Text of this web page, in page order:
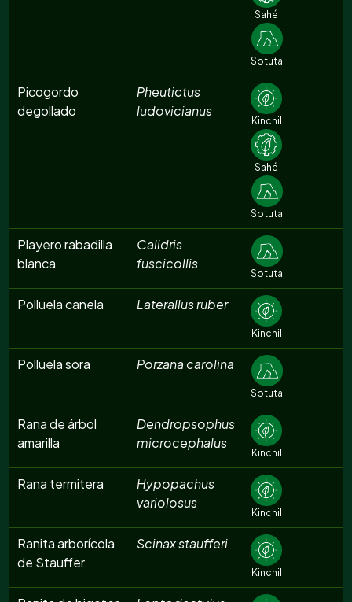
Sahé
Sotuta
Picogordo
degollado
Pheutictus
ludovicianus
Kinchil
Sahé
Sotuta
Playero rabadilla
blanca
Calidris
fuscicollis
Sotuta
Polluela canela Laterallus ruber
Kinchil
Polluela sora Porzana carolina
Sotuta
Rana de árbol
amarilla
Dendropsophus
microcephalus
Kinchil
Rana termitera
Hypopachus
variolosus
Kinchil
Ranita arborícola
de Stauffer
Scinax staufferi
Kinchil